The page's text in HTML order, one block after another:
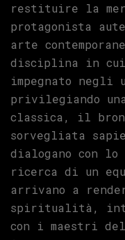
restituire la
protagonista
arte
disciplina in
impegnato negli
privilegiando
classica, il
sorvegliata
dialogano con
ricerca di un
arrivano a
spiritualità,
con i maestri